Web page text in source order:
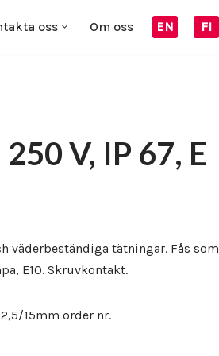
oss Om oss EN FI
V, IP 67, E
väderbeständiga tätningar. Fås som
E10. Skruvkontakt.
15mm order nr.